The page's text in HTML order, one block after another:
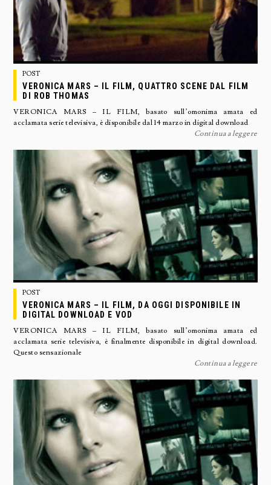
POST
VERONICA MARS – IL FILM, QUATTRO SCENE DAL FILM
DI ROB THOMAS
VERONICA MARS – IL FILM, basato sull’omonima amata ed
acclamata serie televisiva, è disponibile dal 14 marzo in digital download
Continua a leggere
POST
VERONICA MARS – IL FILM, DA OGGI DISPONIBILE IN
DIGITAL DOWNLOAD E VOD
VERONICA MARS – IL FILM, basato sull’omonima amata ed
acclamata serie televisiva, è finalmente disponibile in digital download.
Questo sensazionale
Continua a leggere